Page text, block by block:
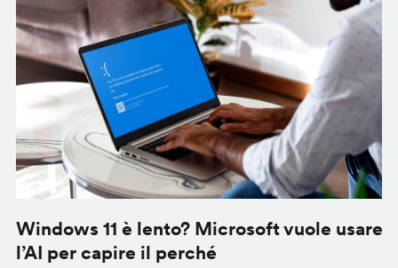
Windows 11 è lento? Microsoft vuole usare
l’AI per capire il perché